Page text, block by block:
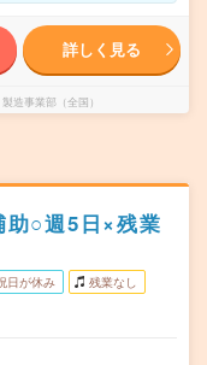
詳しく見る
造事業部（全国）
助○週5日×残業
日が休み 残業なし